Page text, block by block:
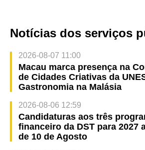
Notícias dos serviços
2026-08-07 11:00
Macau marca presença na
de Cidades Criativas da
Gastronomia na Malásia
2026-08-06 12:59
Candidaturas aos três
financeiro da DST para 2027
de 10 de Agosto